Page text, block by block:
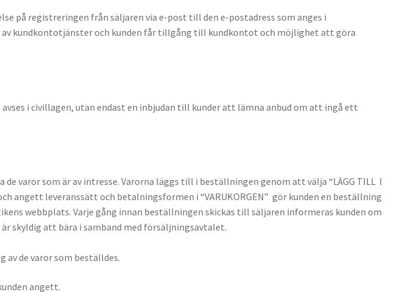
på registreringen från säljaren via e-post till den e-postadress som anges i
kundkontotjänster och kunden får tillgång till kundkontot och möjlighet att göra
i civillagen, utan endast en inbjudan till kunder att lämna anbud om att ingå ett
varor som är av intresse. Varorna läggs till i beställningen genom att välja “LÄGG TILL I
angett leveranssätt och betalningsformen i “VARUKORGEN” gör kunden en beställning
webbplats. Varje gång innan beställningen skickas till säljaren informeras kunden om
skyldig att bära i samband med försäljningsavtalet.
de varor som beställdes.
angett.